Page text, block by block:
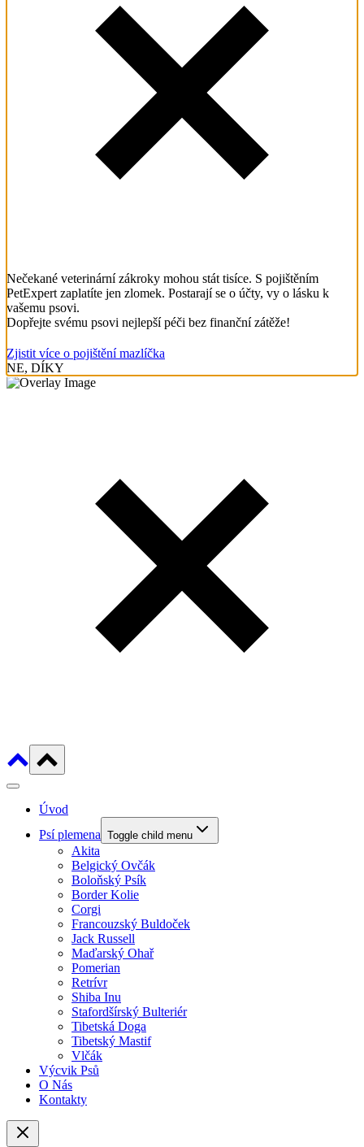
Nečekané veterinární zákroky mohou stát tisíce. S pojištěním
PetExpert zaplatíte jen zlomek. Postarají se o účty, vy o lásku k
vašemu psovi.
Dopřejte svému psovi nejlepší péči bez finanční zátěže!
Zjistit více o pojištění mazlíčka
NE, DÍKY
Úvod
Psí plemena Toggle child menu
Akita
Belgický Ovčák
Boloňský Psík
Border Kolie
Corgi
Francouzský Buldoček
Jack Russell
Maďarský Ohař
Pomerian
Retrívr
Shiba Inu
Stafordšírský Bulteriér
Tibetská Doga
Tibetský Mastif
Vlčák
Výcvik Psů
O Nás
Kontakty